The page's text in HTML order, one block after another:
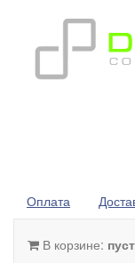
Оплата
В корзине: